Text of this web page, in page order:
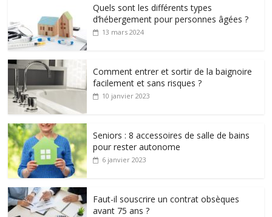
Quels sont les différents types
d’hébergement pour personnes âgées ?
13 mars 2024
Comment entrer et sortir de la baignoire
facilement et sans risques ?
10 janvier 2023
Seniors : 8 accessoires de salle de bains
pour rester autonome
6 janvier 2023
Faut-il souscrire un contrat obsèques
avant 75 ans ?